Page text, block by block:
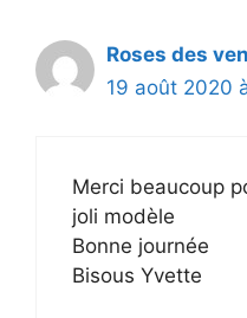
Roses des
19 août 2020
Merci beaucoup
joli modèle
Bonne journée
Bisous Yvette